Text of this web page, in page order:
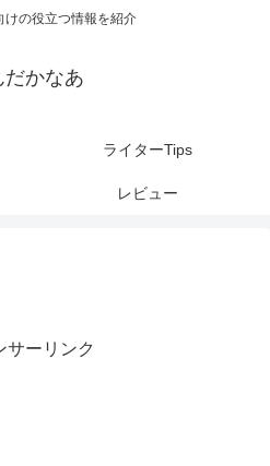
けの役立つ情報を紹介
だかなあ
ライターTips
レビュー
サーリンク